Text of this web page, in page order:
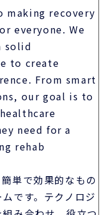
our goal is to
need for a
rehab
単で効果的なもの
です。テクノロジ
み合わせ、役立つ
トグローブからス
、患者と医療従事
的なリハビリ体験
目指しています。